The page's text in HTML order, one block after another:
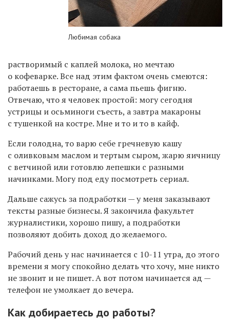
Любимая собака
растворимый с каплей молока, но мечтаю
о кофеварке. Все над этим фактом очень смеются:
работаешь в ресторане, а сама пьешь фигню.
Отвечаю, что я человек простой: могу сегодня
устрицы и осьминоги съесть, а завтра макароны
с тушенкой на костре. Мне и то и то в кайф.
Если голодна, то варю себе гречневую кашу
с оливковым маслом и тертым сыром, жарю яичницу
с ветчиной или готовлю лепешки с разными
начинками. Могу под еду посмотреть сериал.
Дальше сажусь за подработки — у меня заказывают
тексты разные бизнесы. Я закончила факультет
журналистики, хорошо пишу, а подработки
позволяют добить доход до желаемого.
Рабочий день у нас начинается с 10-11 утра, до этого
времени я могу спокойно делать что хочу, мне никто
не звонит и не пишет. А вот потом начинается ад —
телефон не умолкает до вечера.
Как добираетесь до работы?